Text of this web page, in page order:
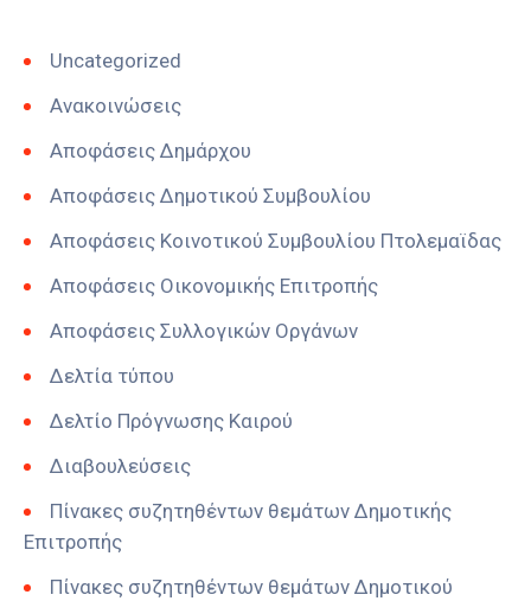
Uncategorized
Ανακοινώσεις
Αποφάσεις Δημάρχου
Αποφάσεις Δημοτικού Συμβουλίου
Αποφάσεις Κοινοτικού Συμβουλίου Πτολεμαϊδας
Αποφάσεις Οικονομικής Επιτροπής
Αποφάσεις Συλλογικών Οργάνων
Δελτία τύπου
Δελτίο Πρόγνωσης Καιρού
Διαβουλεύσεις
Πίνακες συζητηθέντων θεμάτων Δημοτικής
Επιτροπής
Πίνακες συζητηθέντων θεμάτων Δημοτικού